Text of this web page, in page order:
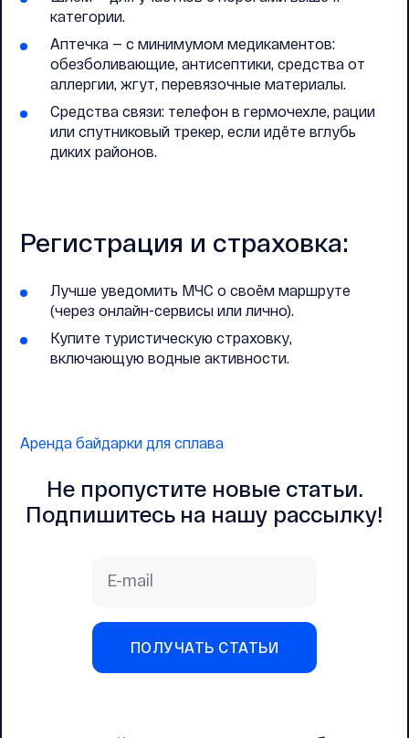
категории.
Аптечка — с минимумом медикаментов:
обезболивающие, антисептики, средства от
аллергии, жгут, перевязочные материалы.
Средства связи: телефон в гермочехле, рации
или спутниковый трекер, если идёте вглубь
диких районов.
Регистрация и страховка:
Лучше уведомить МЧС о своём маршруте
(через онлайн-сервисы или лично).
Купите туристическую страховку,
включающую водные активности.
Аренда байдарки для сплава
Не пропустите новые статьи.
Подпишитесь на нашу рассылку!
E-mail
ПОЛУЧАТЬ СТАТЬИ